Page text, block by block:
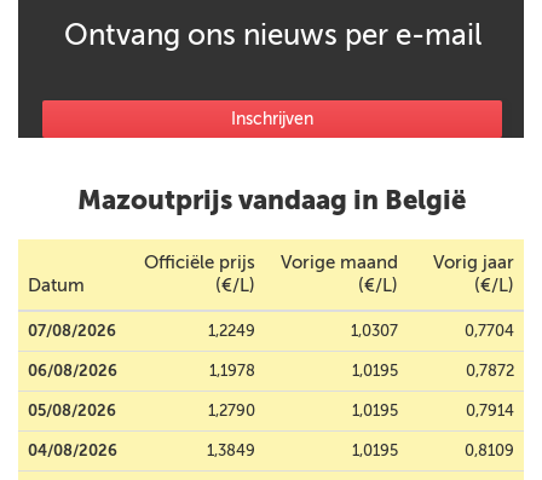
Ontvang ons nieuws per e-mail
Inschrijven
Mazoutprijs vandaag in België
Datum
Officiële prijs
(€/L)
Vorige maand
(€/L)
Vorig jaar
(€/L)
07/08/2026 1,2249 1,0307 0,7704
06/08/2026 1,1978 1,0195 0,7872
05/08/2026 1,2790 1,0195 0,7914
04/08/2026 1,3849 1,0195 0,8109